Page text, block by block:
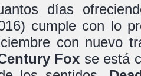
días
cumple con lo
con nuevo
Fox se está